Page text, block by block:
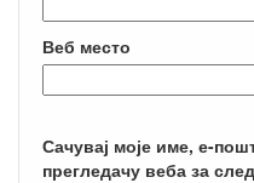
Веб место
Сачувај моје име, е-
прегледачу веба за